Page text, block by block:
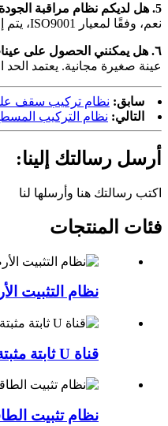
5. هل لديكم نظام مراقبة الجودة؟
نعم، وفقًا لمعيار ISO9001، يتم إجراء فحص كامل قبل الشحن.
٦. هل يمكنني الحصول على عينات قبل الطلب؟ ما هو الحد الأدنى لكمية الطلب؟
عينة صغيرة مجانية. يعتمد الحد
سابق: نظام تركيب سقف
التالي: نظام التركيب
أرسل رسالتك إلينا:
اكتب رسالتك هنا وأرسلها لنا
فئات المنتجات
نظام التثبيت
قناة U ثابتة مثبتة على الأرض من الفولاذ
نظام تثبيت